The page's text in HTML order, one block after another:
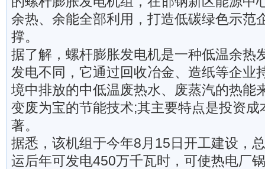
余热、余能全部利用，打造低碳绿色示范
撑。
据了解，螺杆膨胀发电机是一种低温余热
发电不同，它通过回收冶金、造纸等企业
境中排放的中低温废热水、废蒸汽的热能
变废为宝的节能技术;其主要特点是投资成
著。
据悉，该机组于今年8月15日开工建设，
运后年可发电450万千瓦时，可使热电厂